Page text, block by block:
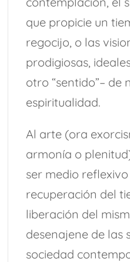
que propicie un
regocijo, o las
prodigiosas,
otro “sentido”– de
espiritualidad.
Al arte (ora
armonía o
ser medio
recuperación del
liberación del
desenajene de las
sociedad